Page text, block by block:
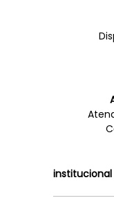
institucional